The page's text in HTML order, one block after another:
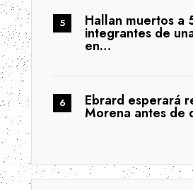
Hallan muertos a
integrantes de
en…
Ebrard esperará
Morena antes de